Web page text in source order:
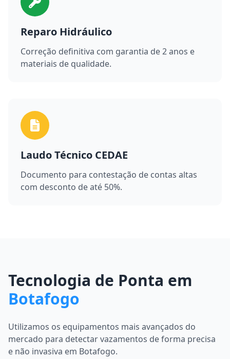
Reparo Hidráulico
Correção definitiva com garantia de 2 anos e
materiais de qualidade.
Laudo Técnico CEDAE
Documento para contestação de contas altas
com desconto de até 50%.
Tecnologia de Ponta em
Botafogo
Utilizamos os equipamentos mais avançados do
mercado para detectar vazamentos de forma precisa
e não invasiva em Botafogo.